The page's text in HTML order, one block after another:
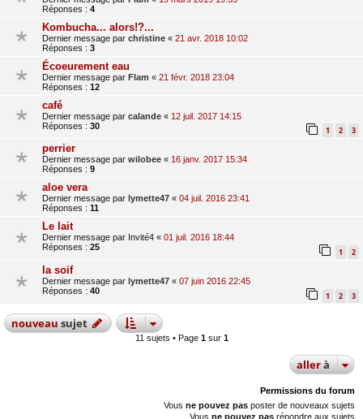
Réponses : 4
Kombucha... alors!?...
Dernier message par christine « 21 avr. 2018 10:02
Réponses : 3
Écoeurement eau
Dernier message par Flam « 21 févr. 2018 23:04
Réponses : 12
café
Dernier message par calande « 12 juil. 2017 14:15
Réponses : 30 1 2 3
perrier
Dernier message par wilobee « 16 janv. 2017 15:34
Réponses : 9
aloe vera
Dernier message par lymette47 « 04 juil. 2016 23:41
Réponses : 11
Le lait
Dernier message par Invité4 « 01 juil. 2016 18:44
Réponses : 25 1 2
la soif
Dernier message par lymette47 « 07 juin 2016 22:45
Réponses : 40 1 2 3
nouveausujet
11 sujets • Page 1sur 1
allerà
Permissions du forum
Vous ne pouvez pas poster de nouveaux sujets
Vous ne pouvez pas répondre aux sujets